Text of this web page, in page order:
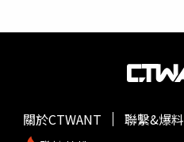
關於CTWANT 聯繫&爆料